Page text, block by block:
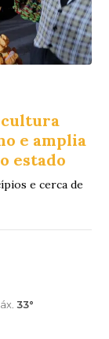
cultura
e amplia
estado
e cerca de
33°